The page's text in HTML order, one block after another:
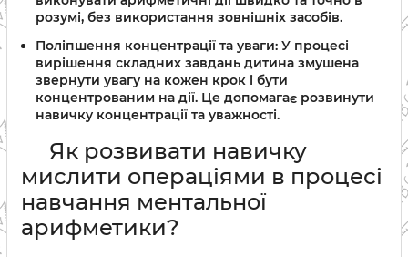
розумі, без використання зовнішніх засобів.
Поліпшення концентрації та уваги: У процесі
вирішення складних завдань дитина змушена
звернути увагу на кожен крок і бути
концентрованим на дії. Це допомагає розвинути
навичку концентрації та уважності.
Як розвивати навичку
мислити операціями в процесі
навчання ментальної
арифметики?